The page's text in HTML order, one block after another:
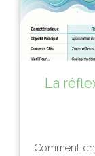
La
Comment